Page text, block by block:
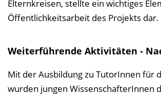
Elternkreisen, stellte ein wichtiges
Öffentlichkeitsarbeit des Projekts dar.
Weiterführende Aktivitäten -
Mit der Ausbildung zu TutorInnen für
wurden jungen WissenschafterInnen